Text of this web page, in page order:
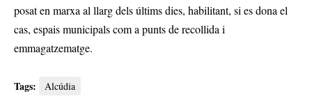
posat en marxa al llarg dels últims dies, habilitant, si es dona el
cas, espais municipals com a punts de recollida i
emmagatzematge.
Tags: Alcúdia